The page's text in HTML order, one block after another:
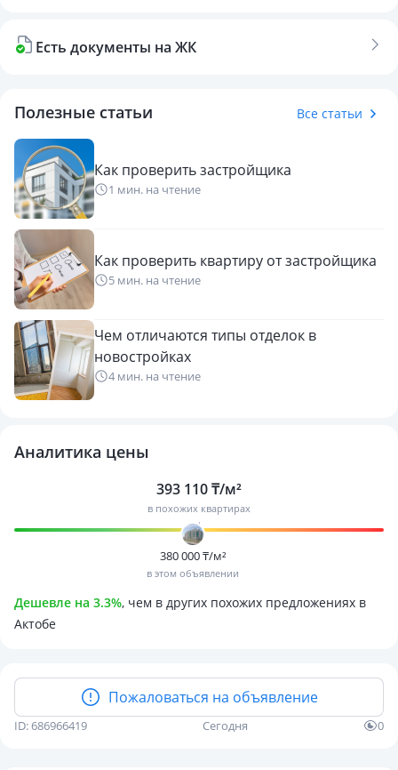
Есть документы на ЖК
Аналитика цены
393 110 ₸/м²
в похожих квартирах
380 000 ₸/м²
в этом объявлении
Дешевле на 3.3%, чем в других похожих предложениях в
Актобе
Полезные статьи Все статьи
Как проверить застройщика
1 мин. на чтение
Как проверить квартиру от застройщика
5 мин. на чтение
Чем отличаются типы отделок в
новостройках
4 мин. на чтение
Пожаловаться на объявление
ID: 686966419 Сегодня 0